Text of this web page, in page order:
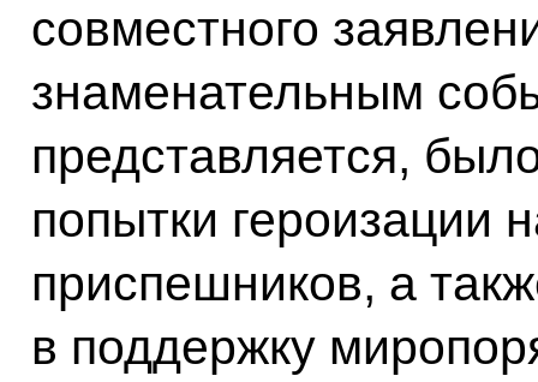
совместного
знаменательным
представляется,
попытки героизации
приспешников, а
в поддержку